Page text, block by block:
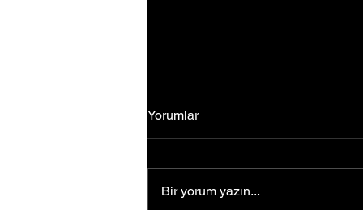
Yorumlar
Bir yorum yazın...